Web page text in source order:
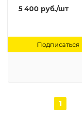
Games Workshop
5 400 руб./шт
Подписаться
1